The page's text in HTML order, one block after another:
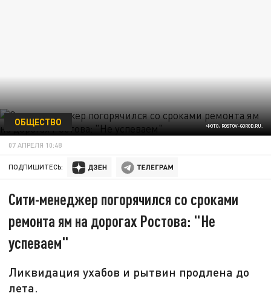
ФОТО: ROSTOV-GOROD.RU.
ОБЩЕСТВО
07 АПРЕЛЯ 10:48
ПОДПИШИТЕСЬ:
Сити-менеджер погорячился со сроками
ремонта ям на дорогах Ростова: "Не
успеваем"
Ликвидация ухабов и рытвин продлена до
лета.